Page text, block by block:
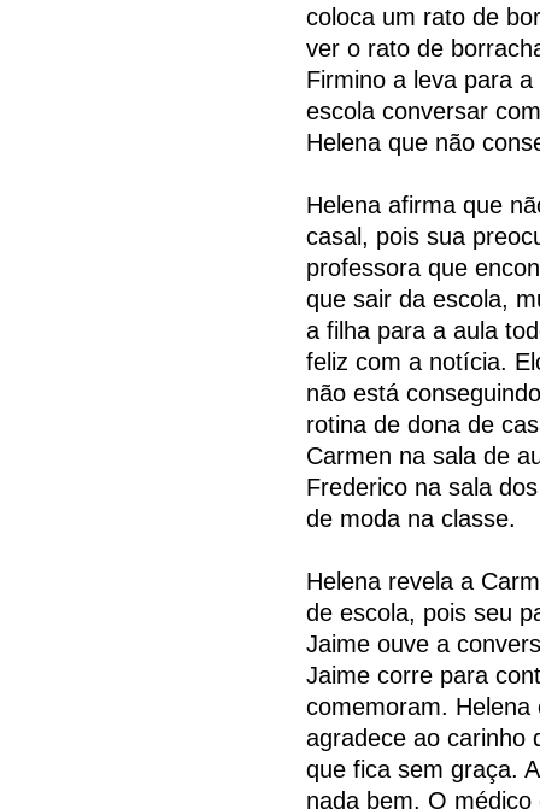
coloca um rato de
ver o rato de
Firmino a leva para
escola conversar
Helena que não
Helena afirma que
casal, pois sua
professora que
que sair da escola,
a filha para a aula
feliz com a notícia.
não está
rotina de dona de
Carmen na sala de
Frederico na sala
de moda na classe.
Helena revela a
de escola, pois seu
Jaime ouve a
Jaime corre para
comemoram.
agradece ao carinho
que fica sem graça.
nada bem. O